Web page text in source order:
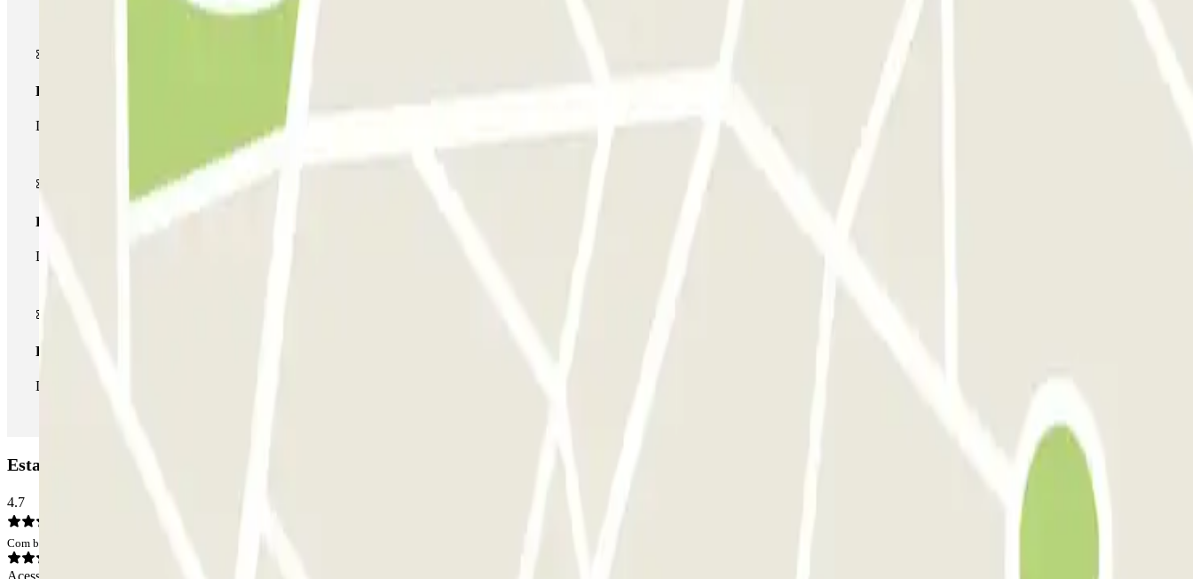
Passe simples
Durante a sua estadia, só poderá entrar e sair do parque de estacionamento uma vez.
Passe multiestacionamento
Durante a sua estadia, pode utilizar toda a rede de parques de estacionamento deste operador disponível em Parclick.
Passe ilimitado
Durante a sua estadia, pode entrar e sair do parque de estacionamento as vezes que quiser.
Estacionamento COPARK Plaza Roja: Opiniões
4.7
Com base em 19 opiniões
Acesso